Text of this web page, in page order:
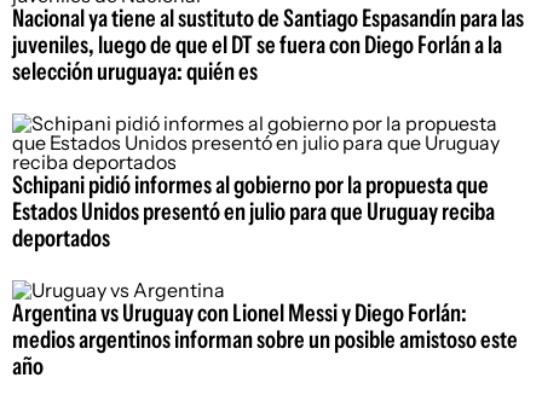
Nacional ya tiene al sustituto de Santiago Espasandín para las
juveniles, luego de que el DT se fuera con Diego Forlán a la
selección uruguaya: quién es
Schipani pidió informes al gobierno por la propuesta que
Estados Unidos presentó en julio para que Uruguay reciba
deportados
Argentina vs Uruguay con Lionel Messi y Diego Forlán:
medios argentinos informan sobre un posible amistoso este
año